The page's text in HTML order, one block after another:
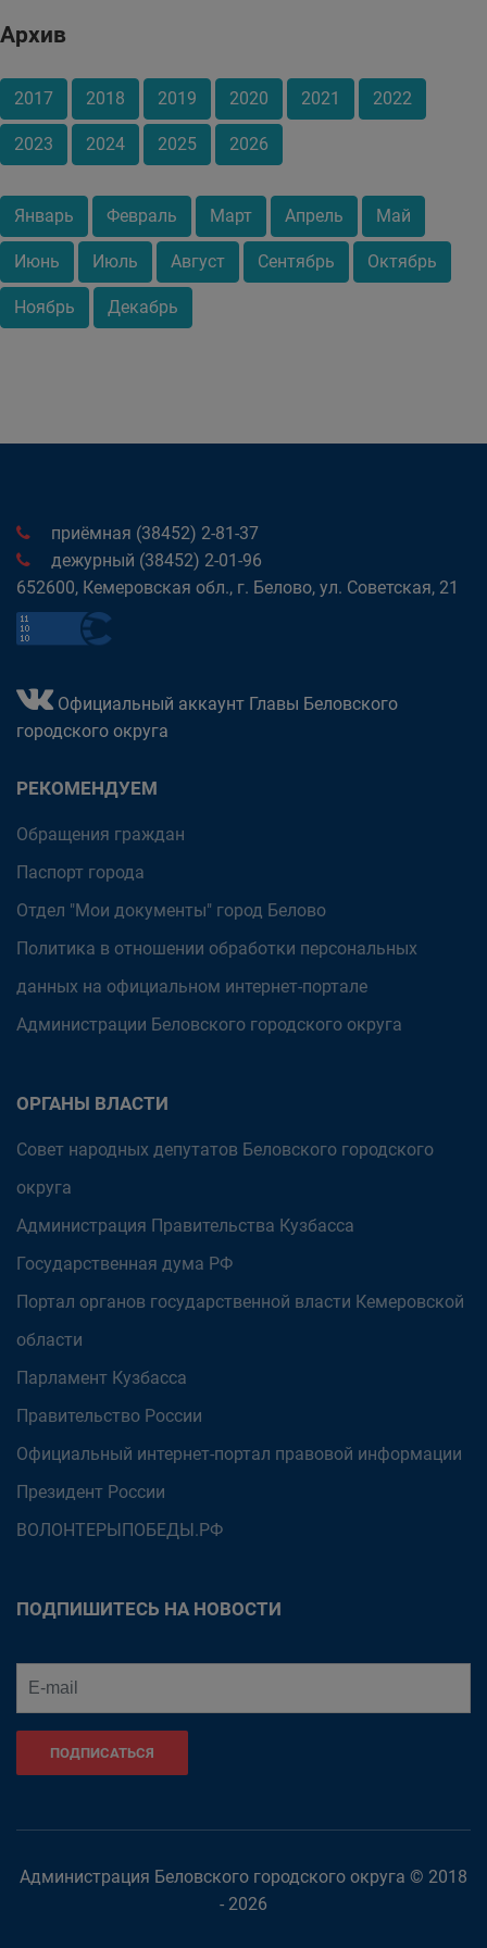
Архив
2017 2018 2019 2020 2021 2022
2023 2024 2025 2026
Январь Февраль Март Апрель Май
Июнь Июль Август Сентябрь Октябрь
Ноябрь Декабрь
приёмная (38452) 2-81-37
дежурный (38452) 2-01-96
652600, Кемеровская обл., г. Белово, ул. Советская, 21
Официальный аккаунт Главы Беловского
городского округа
РЕКОМЕНДУЕМ
Обращения граждан
Паспорт города
Отдел "Мои документы" город Белово
Политика в отношении обработки персональных
данных на официальном интернет-портале
Администрации Беловского городского округа
ОРГАНЫ ВЛАСТИ
Совет народных депутатов Беловского городского
округа
Администрация Правительства Кузбасса
Государственная дума РФ
Портал органов государственной власти Кемеровской
области
Парламент Кузбасса
Правительство России
Официальный интернет-портал правовой информации
Президент России
ВОЛОНТЕРЫПОБЕДЫ.РФ
ПОДПИШИТЕСЬ НА НОВОСТИ
ПОДПИСАТЬСЯ
Администрация Беловского городского округа © 2018
- 2026